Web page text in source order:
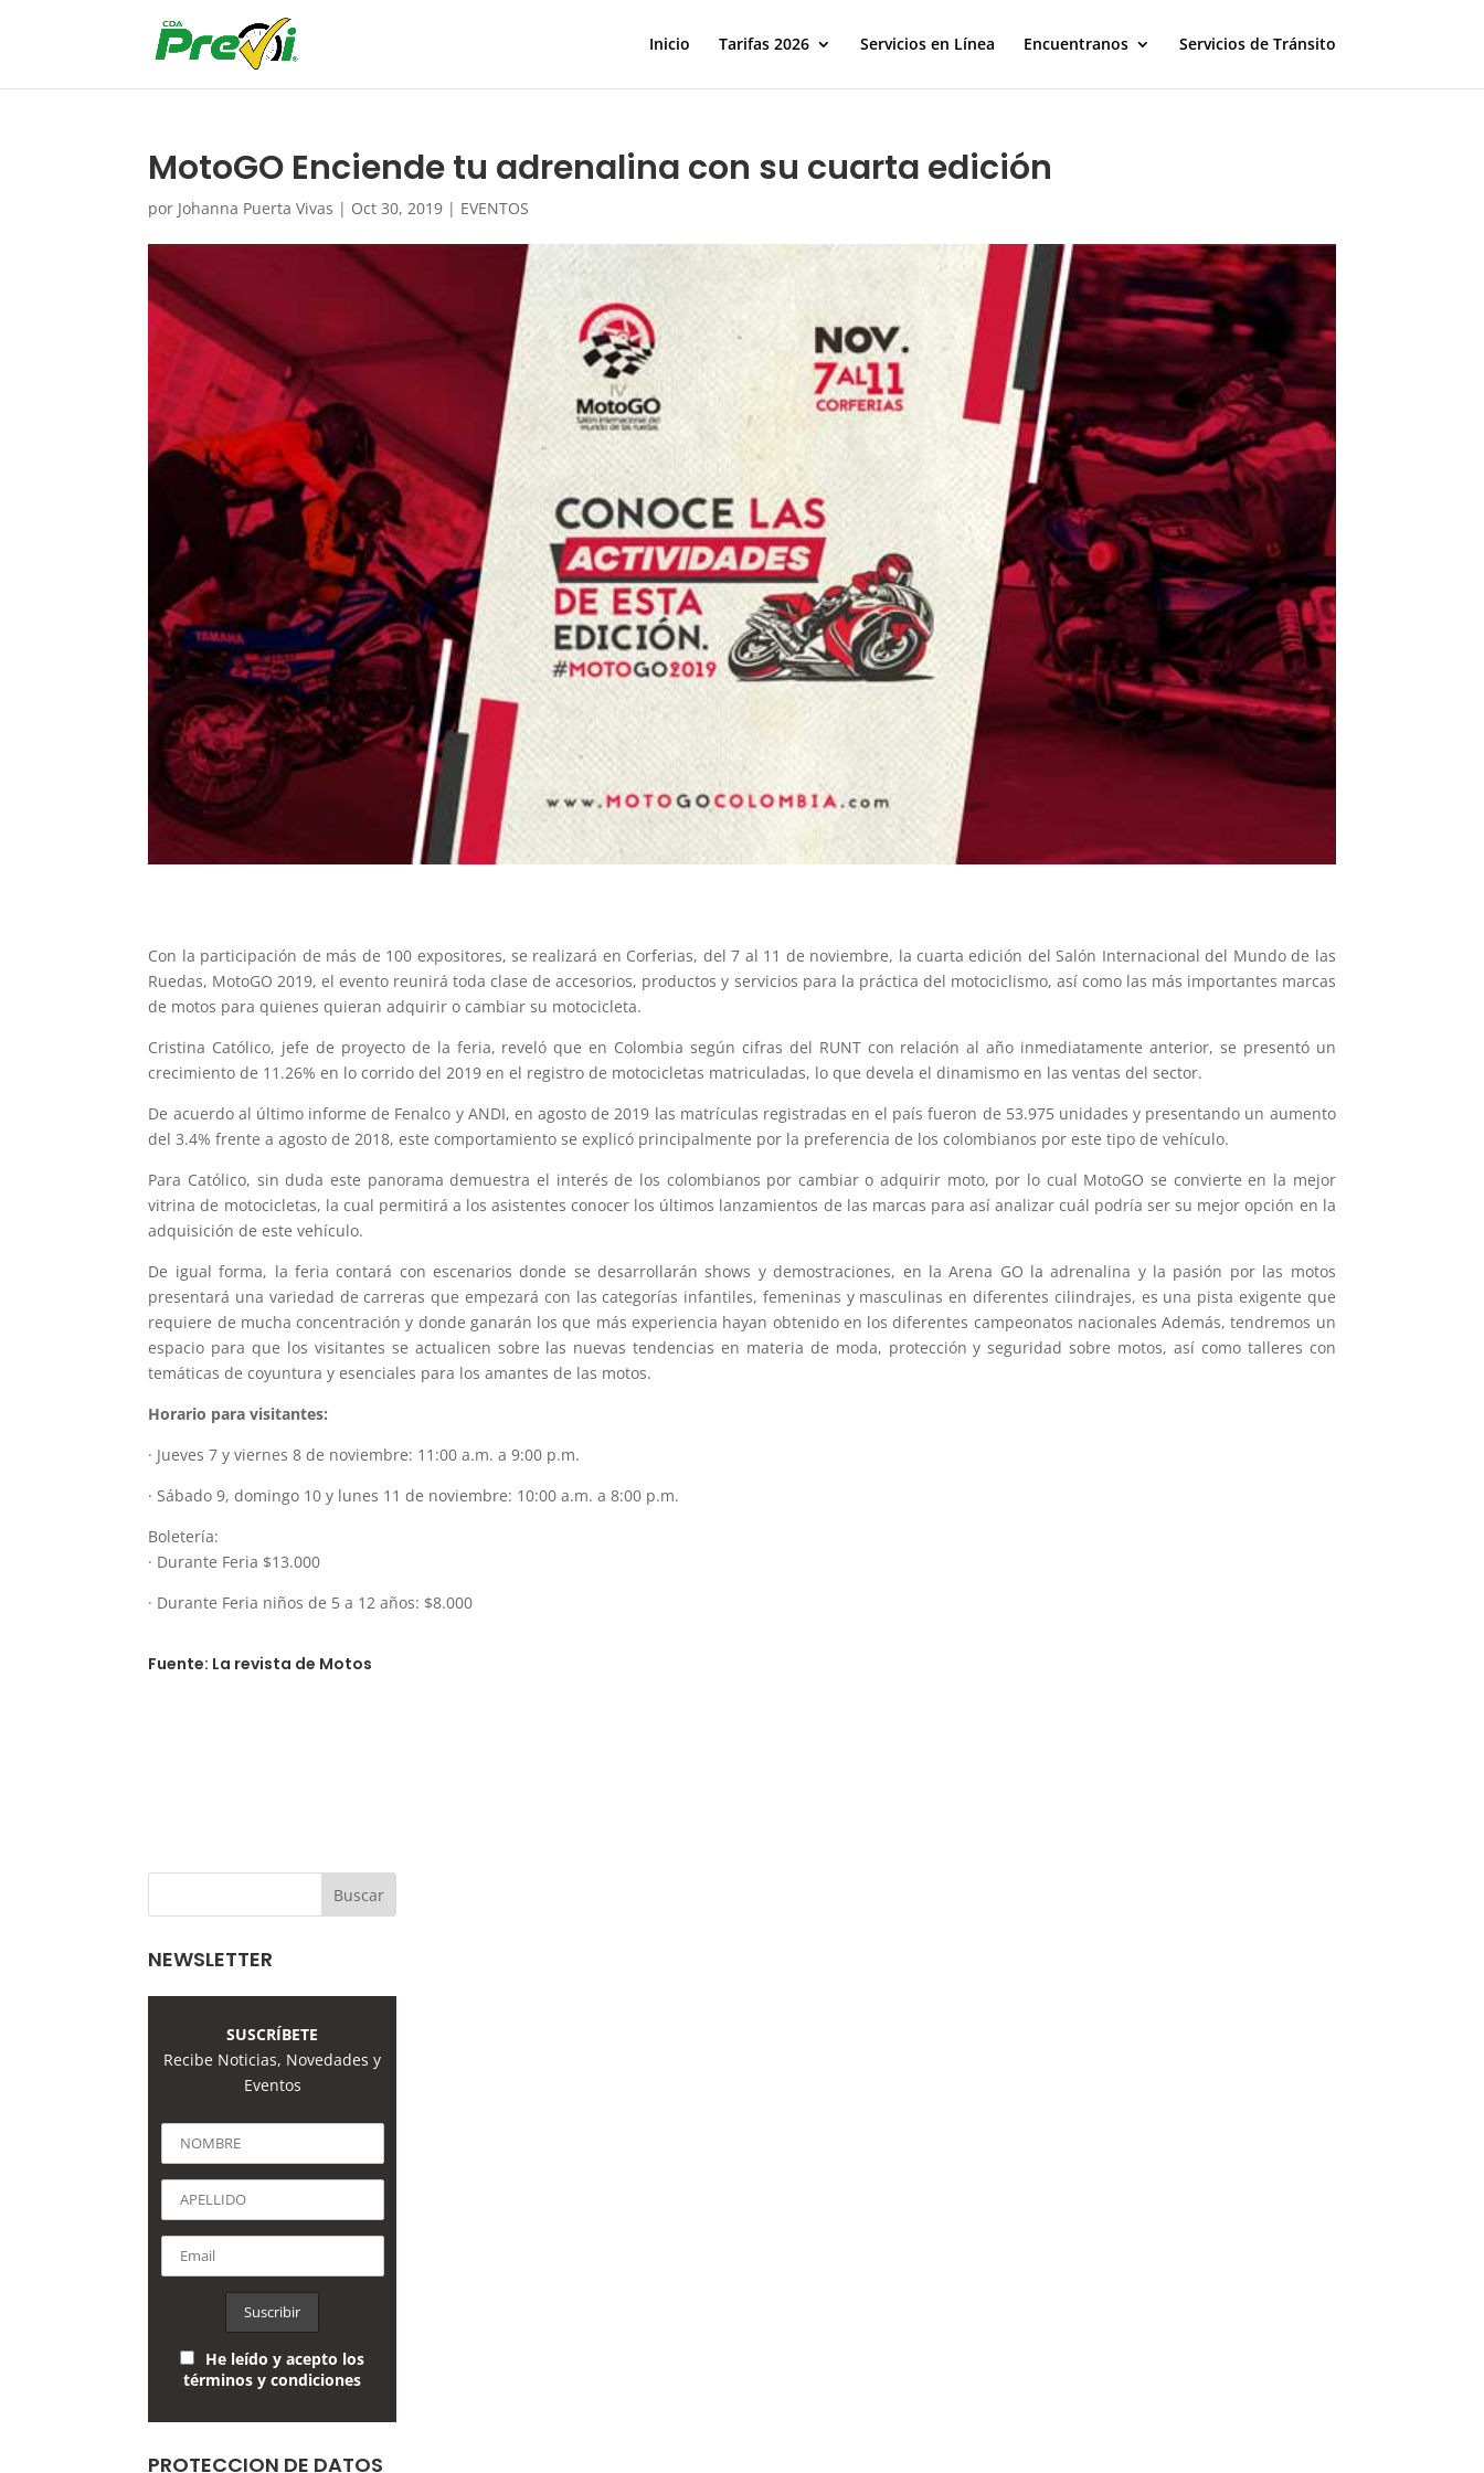
Inicio Tarifas 2026 Servicios en Línea Encuentranos Servicios de Tránsito
MotoGO Enciende tu adrenalina con su cuarta edición
por Johanna Puerta Vivas | Oct 30, 2019 | EVENTOS
Con la participación de más de 100 expositores, se realizará en Corferias, del 7 al 11 de noviembre, la cuarta edición del Salón Internacional del Mundo de las
Ruedas, MotoGO 2019, el evento reunirá toda clase de accesorios, productos y servicios para la práctica del motociclismo, así como las más importantes marcas
de motos para quienes quieran adquirir o cambiar su motocicleta.
Cristina Católico, jefe de proyecto de la feria, reveló que en Colombia según cifras del RUNT con relación al año inmediatamente anterior, se presentó un
crecimiento de 11.26% en lo corrido del 2019 en el registro de motocicletas matriculadas, lo que devela el dinamismo en las ventas del sector.
De acuerdo al último informe de Fenalco y ANDI, en agosto de 2019 las matrículas registradas en el país fueron de 53.975 unidades y presentando un aumento
del 3.4% frente a agosto de 2018, este comportamiento se explicó principalmente por la preferencia de los colombianos por este tipo de vehículo.
Para Católico, sin duda este panorama demuestra el interés de los colombianos por cambiar o adquirir moto, por lo cual MotoGO se convierte en la mejor
vitrina de motocicletas, la cual permitirá a los asistentes conocer los últimos lanzamientos de las marcas para así analizar cuál podría ser su mejor opción en la
adquisición de este vehículo.
De igual forma, la feria contará con escenarios donde se desarrollarán shows y demostraciones, en la Arena GO la adrenalina y la pasión por las motos
presentará una variedad de carreras que empezará con las categorías infantiles, femeninas y masculinas en diferentes cilindrajes, es una pista exigente que
requiere de mucha concentración y donde ganarán los que más experiencia hayan obtenido en los diferentes campeonatos nacionales Además, tendremos un
espacio para que los visitantes se actualicen sobre las nuevas tendencias en materia de moda, protección y seguridad sobre motos, así como talleres con
temáticas de coyuntura y esenciales para los amantes de las motos.
Horario para visitantes:
· Jueves 7 y viernes 8 de noviembre: 11:00 a.m. a 9:00 p.m.
· Sábado 9, domingo 10 y lunes 11 de noviembre: 10:00 a.m. a 8:00 p.m.
Boletería:
· Durante Feria $13.000
· Durante Feria niños de 5 a 12 años: $8.000
Fuente: La revista de Motos
NEWSLETTER
SUSCRÍBETE
Recibe Noticias, Novedades y
Eventos
He leído y acepto los
términos y condiciones
PROTECCION DE DATOS